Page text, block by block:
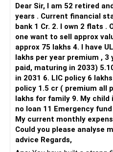
are risky.
Global diversification is
your goals.
For now, it is acceptable to
Taxation Impact
Equity mutual fund taxation
Short-term capital gains
Long-term capital gains
12.5%.
– HDFC Flexi Cap
– ICICI Prudential Flexi Cap
This is another clear area for
Three flexi-cap funds are
You can retain one suitable
The remaining two can
checking taxation and exit
» Mid Cap Overlap
Dear Sir, I am 52 retired
years . Current financial
bank 1 Cr. 2. I own 2 flats .
one want to sell approx
approx 75 lakhs 4. I have ULIP policy of 75 lakhs( 15
lakhs per year premium ,
paid, maturing in 2033)
in 2031 6. LIC policy 6
policy 1.5 cr ( premium all
lakhs for family 9. My child in 12th
no loan 11 Emergency fund around 15 lakhs in bank
My current monthly
Could you please analyse
advice Regards,